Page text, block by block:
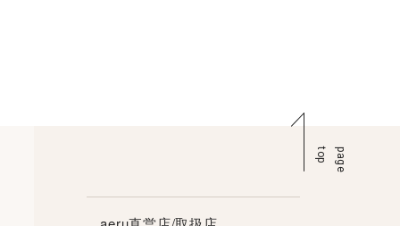
p
a
g
e
t
o
p